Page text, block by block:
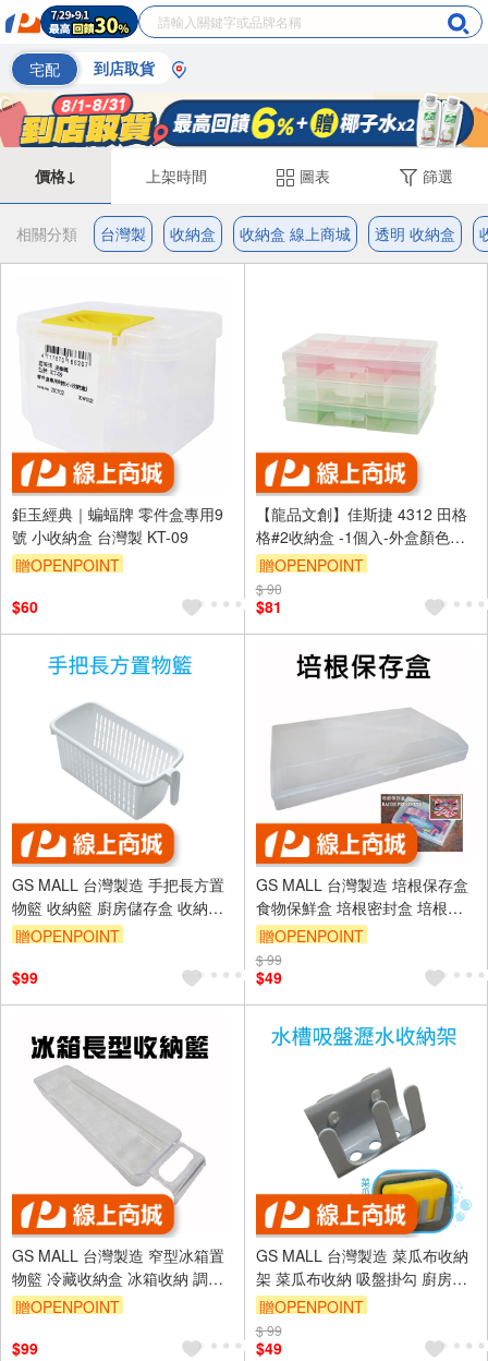
宅配 到店取貨
價格↓ 上架時間 圖表 篩選
相關分類 台灣製 收納盒 收納盒 線上商城 透明 收納盒
鉅玉經典｜蝙蝠牌 零件盒專用9
號 小收納盒 台灣製 KT-09
贈OPENPOINT
$60
【龍品文創】佳斯捷 4312 田格
格#2收納盒 -1個入-外盒顏色隨
機出貨
贈OPENPOINT
$ 90
$81
GS MALL 台灣製造 手把長方置
物籃 收納籃 廚房儲存盒 收納盒
衛浴用品收納盒 雜物置放盒 置
贈OPENPOINT
$99
GS MALL 台灣製造 培根保存盒
食物保鮮盒 培根密封盒 培根收
納盒 培根肉片盒 培根冰箱收納
培根盒
贈OPENPOINT
$ 99
$49
GS MALL 台灣製造 窄型冰箱置
物籃 冷藏收納盒 冰箱收納 調味
料放置 冰箱儲物盒 廚房收納 冰
贈OPENPOINT
$99
GS MALL 台灣製造 菜瓜布收納
架 菜瓜布收納 吸盤掛勾 廚房收
納 浴室收納 收納盒 置物架 菜瓜
布架 水槽收納
贈OPENPOINT
$ 99
$49